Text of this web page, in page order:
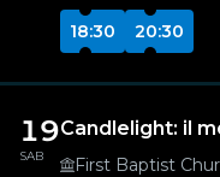
18:30 20:30
19
SAB
Candlelight: il
First Baptist